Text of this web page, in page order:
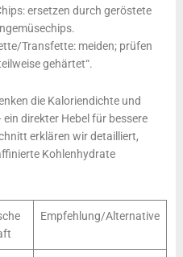
ersetzen durch geröstete
Transfette: meiden; prüfen
gehärtet“.
die Kaloriendichte und
direkter Hebel für bessere
erklären wir detailliert,
Kohlenhydrate
Empfehlung/Alternative